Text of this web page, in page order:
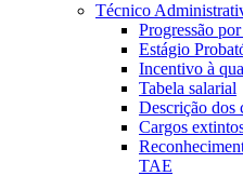
Técnico
Progressão
Estágio
Incentivo à
Tabela salarial
Descrição dos
Cargos
TAE